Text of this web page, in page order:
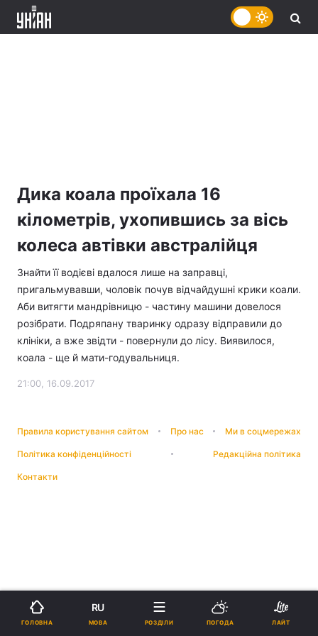
Дика коала проїхала 16
кілометрів, ухопившись за вісь
колеса автівки австралійця
Знайти її водієві вдалося лише на заправці,
пригальмувавши, чоловік почув відчайдушні крики коали.
Аби витягти мандрівницю - частину машини довелося
розібрати. Подряпану тваринку одразу відправили до
клініки, а вже звідти - повернули до лісу. Виявилося,
коала - ще й мати-годувальниця.
21:00, 16.09.2017
Правила користування сайтом Про нас Ми в соцмережах
Політика конфіденційності Редакційна політика
Контакти
ГОЛОВНА
RU
МОВА РОЗДІЛИ ПОГОДА ЛАЙТ